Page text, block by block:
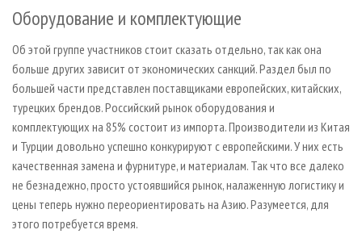
Оборудование и комплектующие
Об этой группе участников стоит сказать отдельно, так как она
больше других зависит от экономических санкций. Раздел был по
большей части представлен поставщиками европейских, китайских,
турецких брендов. Российский рынок оборудования и
комплектующих на 85% состоит из импорта. Производители из Китая
и Турции довольно успешно конкурируют с европейскими. У них есть
качественная замена и фурнитуре, и материалам. Так что все далеко
не безнадежно, просто устоявшийся рынок, налаженную логистику и
цены теперь нужно переориентировать на Азию. Разумеется, для
этого потребуется время.